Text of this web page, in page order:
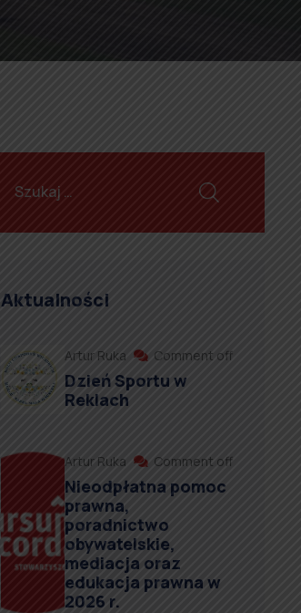
Aktualności
Artur Ruka Comment off
Dzień Sportu w
Reklach
Artur Ruka Comment off
Nieodpłatna pomoc
prawna,
poradnictwo
obywatelskie,
mediacja oraz
edukacja prawna w
2026 r.